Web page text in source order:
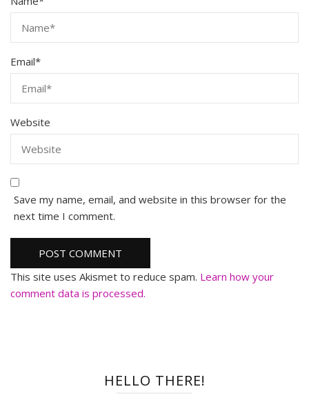
Email*
Website
Save my name, email, and website in this browser for the
next time I comment.
This site uses Akismet to reduce spam. Learn how your
comment data is processed.
HELLO THERE!